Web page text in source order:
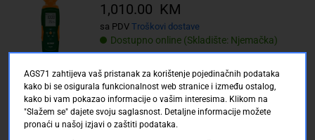
Dostupno online (Skladište: Njemačka)
Dostava: 15.08.2026 do 21.08.2026
1,010.00 KM
sa PDV Troškovi dostave
Extech MF100 analizator magnetskog polja, tester
magnetskog polja
AGS71 zahtijeva vaš pristanak za korištenje pojedinačnih podataka
kako bi se osigurala funkcionalnost web stranice i između ostalog,
kako bi vam pokazao informacije o vašim interesima. Klikom na
"Slažem se" dajete svoju saglasnost. Detaljne informacije možete
pronaći u našoj izjavi o zaštiti podataka.